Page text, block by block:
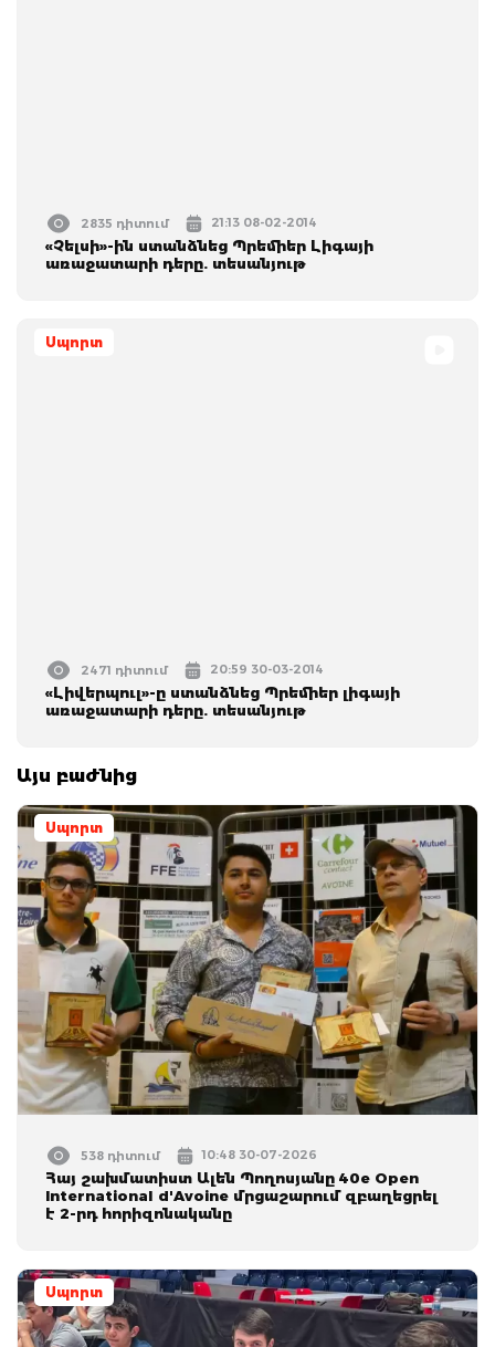
2835 դիտում 21:13 08-02-2014
«Չելսի»-ին ստանձնեց Պրեմիեր Լիգայի
առաջատարի դերը. տեսանյութ
Սպորտ
2471 դիտում 20:59 30-03-2014
«Լիվերպուլ»-ը ստանձնեց Պրեմիեր լիգայի
առաջատարի դերը. տեսանյութ
Այս բաժնից
Սպորտ
538 դիտում 10:48 30-07-2026
Հայ շախմատիստ Ալեն Պողոսյանը 40e Open
International d'Avoine մրցաշարում զբաղեցրել
է 2-րդ հորիզոնականը
Սպորտ